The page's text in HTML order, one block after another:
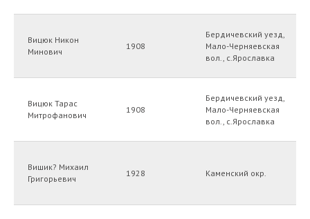
Вицюк Никон
Минович
1908
Бердичевский уезд,
Мало-Черняевская
вол., с.Ярославка
Вицюк Тарас
Митрофанович
1908
Бердичевский уезд,
Мало-Черняевская
вол., с.Ярославка
Вишик? Михаил
Григорьевич
1928 Каменский окр.